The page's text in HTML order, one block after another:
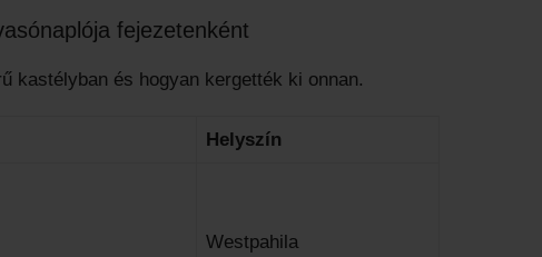
fejezetenként
kastélyban és hogyan kergették ki onnan.
Helyszín
Westpahila